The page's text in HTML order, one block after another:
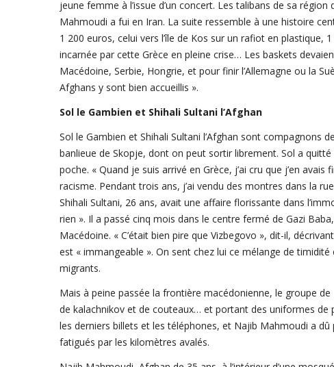
jeune femme à l’issue d’un concert. Les talibans de sa
Mahmoudi a fui en Iran. La suite ressemble à une histoire
1 200 euros, celui vers l’île de Kos sur un rafiot en plastique,
incarnée par cette Grèce en pleine crise… Les baskets
Macédoine, Serbie, Hongrie, et pour finir l’Allemagne ou la
Afghans y sont bien accueillis ».
Sol le Gambien et Shihali Sultani l’Afghan
Sol le Gambien et Shihali Sultani l’Afghan sont compagnons
banlieue de Skopje, dont on peut sortir librement. Sol a
poche. « Quand je suis arrivé en Grèce, j’ai cru que j’en
racisme. Pendant trois ans, j’ai vendu des montres dans la
Shihali Sultani, 26 ans, avait une affaire florissante dans
rien ». Il a passé cinq mois dans le centre fermé de Gazi
Macédoine. « C’était bien pire que Vizbegovo », dit-il,
est « immangeable ». On sent chez lui ce mélange de
migrants.
Mais à peine passée la frontière macédonienne, le groupe
de kalachnikov et de couteaux… et portant des uniformes
les derniers billets et les téléphones, et Najib Mahmoudi a
fatigués par les kilomètres avalés.